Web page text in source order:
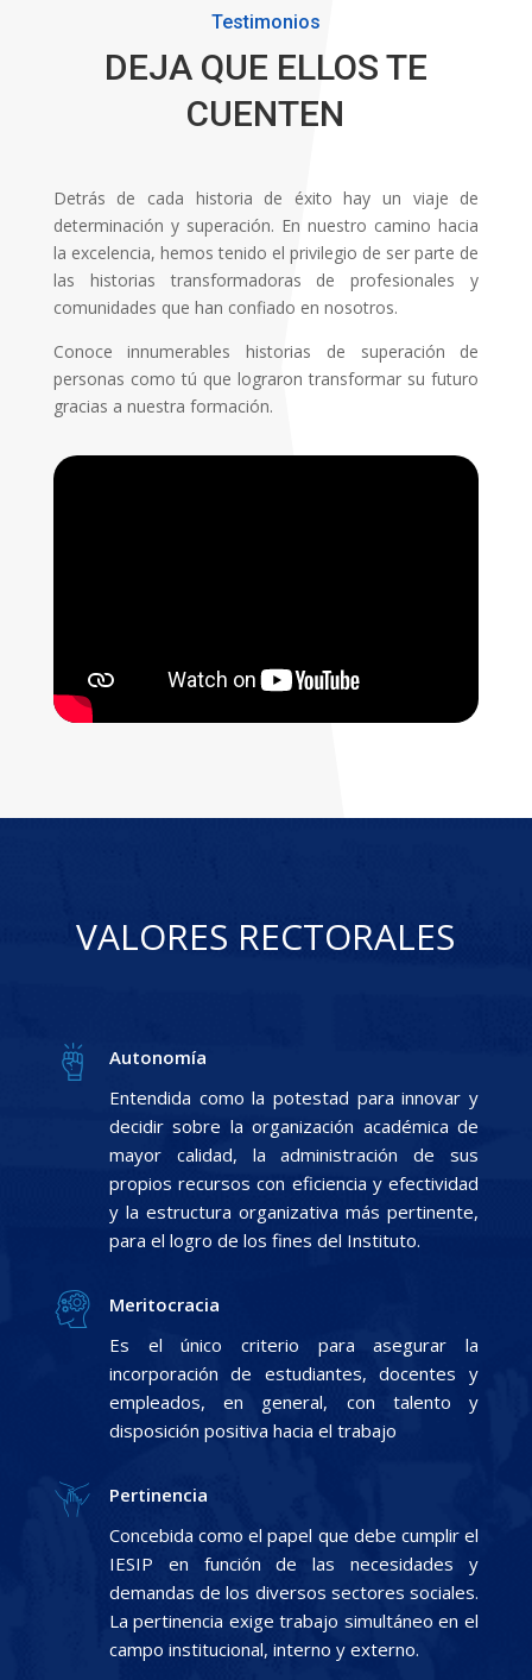
Testimonios
DEJA QUE ELLOS TE
CUENTEN
Detrás de cada historia de éxito hay un viaje de
determinación y superación. En nuestro camino hacia
la excelencia, hemos tenido el privilegio de ser parte de
las historias transformadoras de profesionales y
comunidades que han confiado en nosotros.
Conoce innumerables historias de superación de
personas como tú que lograron transformar su futuro
gracias a nuestra formación.
VALORES RECTORALES
Autonomía
Entendida como la potestad para innovar y
decidir sobre la organización académica de
mayor calidad, la administración de sus
propios recursos con eficiencia y efectividad
y la estructura organizativa más pertinente,
para el logro de los fines del Instituto.
Meritocracia
Es el único criterio para asegurar la
incorporación de estudiantes, docentes y
empleados, en general, con talento y
disposición positiva hacia el trabajo
Pertinencia
Concebida como el papel que debe cumplir el
IESIP en función de las necesidades y
demandas de los diversos sectores sociales.
La pertinencia exige trabajo simultáneo en el
campo institucional, interno y externo.